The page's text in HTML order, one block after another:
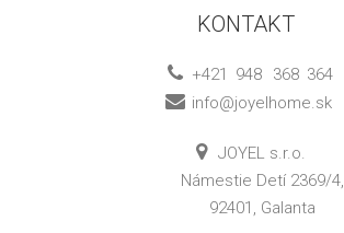
KONTAKT
+421 948 368 364
info@joyelhome.sk
JOYEL s.r.o.
Námestie Detí 2369/4,
92401, Galanta